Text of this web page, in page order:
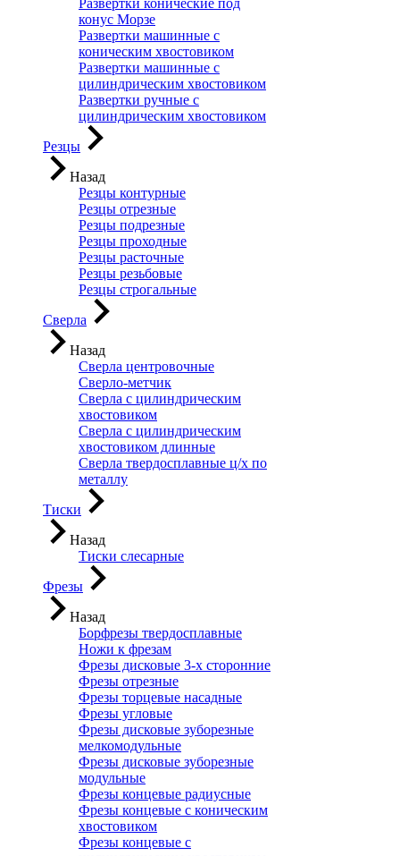
Развертки конические под
конус Морзе
Развертки машинные с
коническим хвостовиком
Развертки машинные с
цилиндрическим хвостовиком
Развертки ручные с
цилиндрическим хвостовиком
Резцы
Назад
Резцы контурные
Резцы отрезные
Резцы подрезные
Резцы проходные
Резцы расточные
Резцы резьбовые
Резцы строгальные
Сверла
Назад
Сверла центровочные
Сверло-метчик
Сверла с цилиндрическим
хвостовиком
Сверла с цилиндрическим
хвостовиком длинные
Сверла твердосплавные ц/х по
металлу
Тиски
Назад
Тиски слесарные
Фрезы
Назад
Борфрезы твердосплавные
Ножи к фрезам
Фрезы дисковые 3-х сторонние
Фрезы отрезные
Фрезы торцевые насадные
Фрезы угловые
Фрезы дисковые зуборезные
мелкомодульные
Фрезы дисковые зуборезные
модульные
Фрезы концевые радиусные
Фрезы концевые с коническим
хвостовиком
Фрезы концевые с